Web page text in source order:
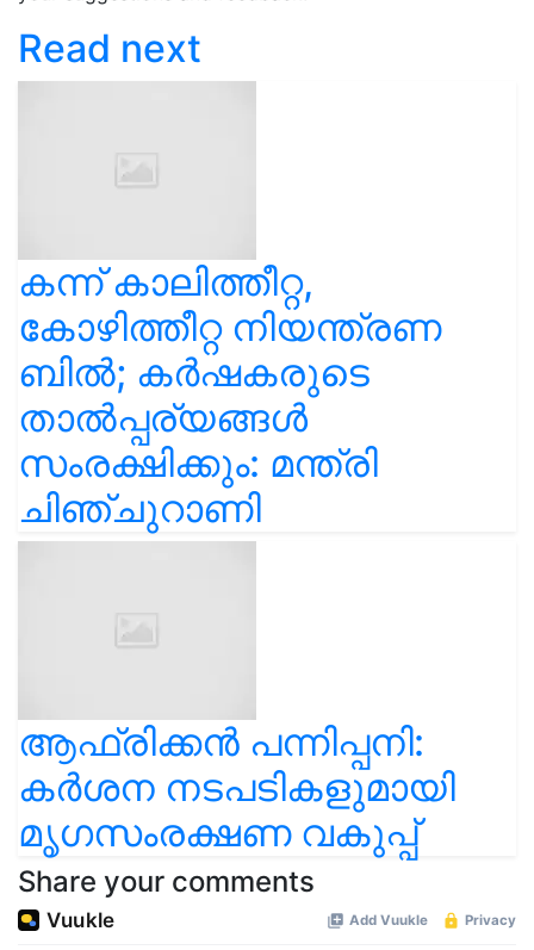
Read next
കന്ന് കാലിത്തീറ്റ,
കോഴിത്തീറ്റ നിയന്ത്രണ
ബിൽ; കർഷകരുടെ
താൽപ്പര്യങ്ങൾ
സംരക്ഷിക്കും: മന്ത്രി
ചിഞ്ചുറാണി
ആഫ്രിക്കൻ പന്നിപ്പനി:
കർശന നടപടികളുമായി
മൃഗസംരക്ഷണ വകുപ്പ്
Share your comments